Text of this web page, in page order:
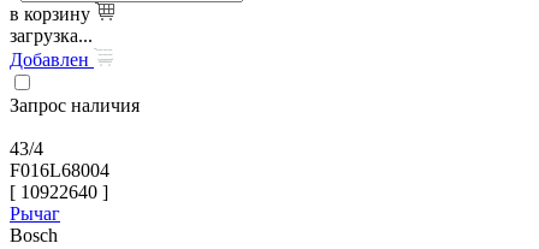
в корзину
загрузка...
Добавлен
Запрос наличия
43/4
F016L68004
[ 10922640 ]
Рычаг
Bosch